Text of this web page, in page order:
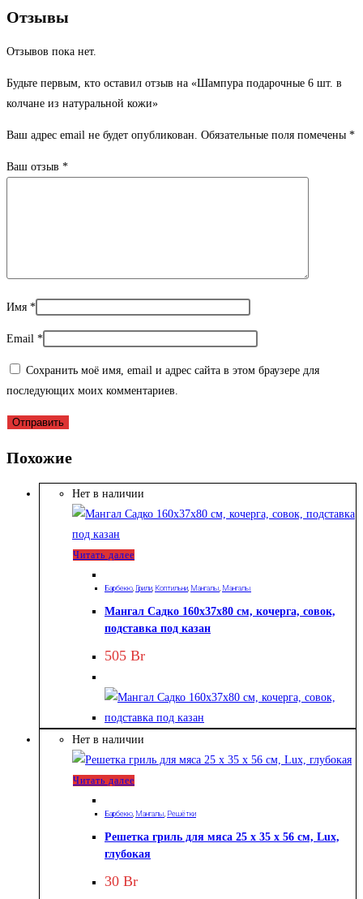
Отзывы
Отзывов пока нет.
Будьте первым, кто оставил отзыв на «Шампура подарочные 6 шт. в
колчане из натуральной кожи»
Ваш адрес email не будет опубликован. Обязательные поля помечены *
Ваш отзыв *
Имя *
Email *
Сохранить моё имя, email и адрес сайта в этом браузере для
последующих моих комментариев.
Похожие
Нет в наличии
Читать далее
Барбекю Грили Коптильни Мангалы Мангалы
Мангал Садко 160х37х80 см, кочерга, совок,
подставка под казан
505 Br
Нет в наличии
Читать далее
Барбекю Мангалы Решётки
Решетка гриль для мяса 25 х 35 х 56 см, Lux,
глубокая
30 Br